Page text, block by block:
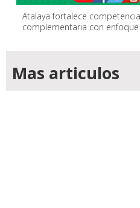
Atalaya fortalece
complementaria con
Mas articulos